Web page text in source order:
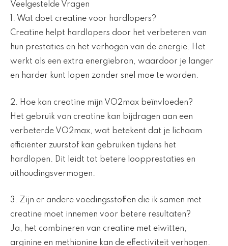
Veelgestelde Vragen
1. Wat doet creatine voor hardlopers?
Creatine helpt hardlopers door het verbeteren van
hun prestaties en het verhogen van de energie. Het
werkt als een extra energiebron, waardoor je langer
en harder kunt lopen zonder snel moe te worden.
2. Hoe kan creatine mijn VO2max beïnvloeden?
Het gebruik van creatine kan bijdragen aan een
verbeterde VO2max, wat betekent dat je lichaam
efficiënter zuurstof kan gebruiken tijdens het
hardlopen. Dit leidt tot betere loopprestaties en
uithoudingsvermogen.
3. Zijn er andere voedingsstoffen die ik samen met
creatine moet innemen voor betere resultaten?
Ja, het combineren van creatine met eiwitten,
arginine en methionine kan de effectiviteit verhogen.